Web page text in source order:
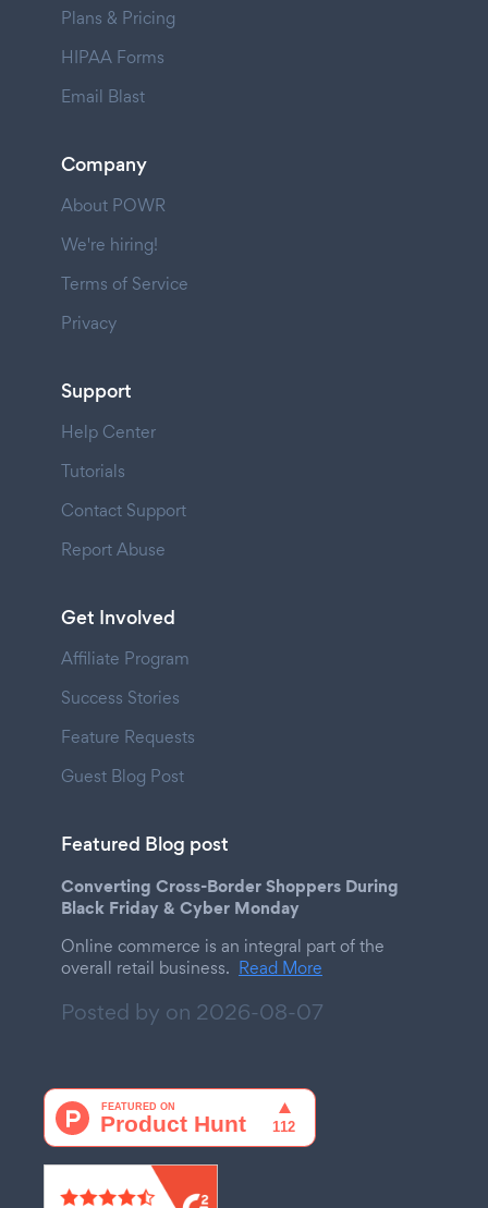
Plans & Pricing
HIPAA Forms
Email Blast
Company
About POWR
We're hiring!
Terms of Service
Privacy
Support
Help Center
Tutorials
Contact Support
Report Abuse
Get Involved
Affiliate Program
Success Stories
Feature Requests
Guest Blog Post
Featured Blog post
Converting Cross-Border Shoppers During
Black Friday & Cyber Monday
Online commerce is an integral part of the
overall retail business. Read More
Posted by on 2026-08-07